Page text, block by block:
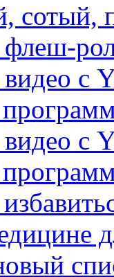
сотый,
флеш-
видео с
видео с